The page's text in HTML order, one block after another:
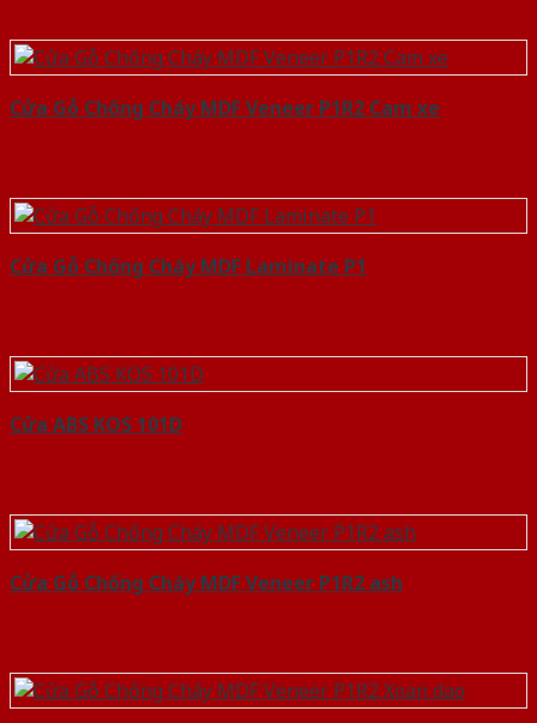
Cửa Gỗ Chống Cháy MDF Veneer P1R2 Cam xe
Cửa Gỗ Chống Cháy MDF Laminate P1
Cửa ABS KOS 101D
Cửa Gỗ Chống Cháy MDF Veneer P1R2 ash